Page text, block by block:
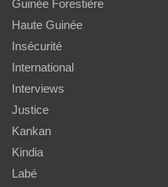
Guinée Forestière
Haute Guinée
Insécurité
International
Interviews
Justice
Kankan
Kindia
Labé